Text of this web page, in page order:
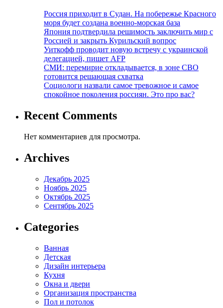
Россия приходит в Судан. На побережье Красного
моря будет создана военно-морская база
Япония подтвердила решимость заключить мир с
Россией и закрыть Курильский вопрос
Уиткофф проводит новую встречу с украинской
делегацией, пишет AFP
СМИ: перемирие откладывается, в зоне СВО
готовится решающая схватка
Социологи назвали самое тревожное и самое
спокойное поколения россиян. Это про вас?
Recent Comments
Нет комментариев для просмотра.
Archives
Декабрь 2025
Ноябрь 2025
Октябрь 2025
Сентябрь 2025
Categories
Ванная
Детская
Дизайн интерьера
Кухня
Окна и двери
Организация пространства
Пол и потолок